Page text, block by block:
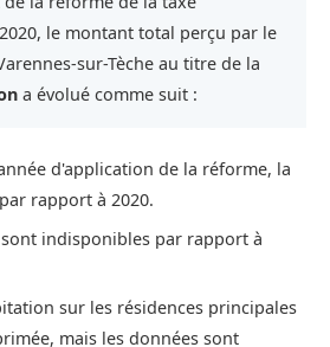
le montant total perçu par le
sur-Tèche au titre de la
a évolué comme suit :
d'application de la réforme, la
rapport à 2020.
sont indisponibles par rapport à
sur les résidences principales
mais les données sont